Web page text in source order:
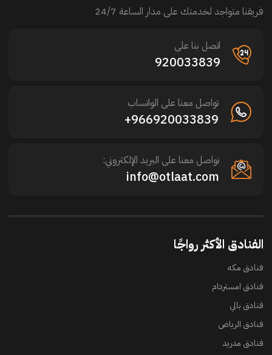
فريقنا متواجد لخدمتك على مدار الساعة 24/7
اتصل بنا على
920033839
تواصل معنا على الواتساب
966920033839+
تواصل معنا على البريد الإلكتروني:
info@otlaat.com
الفنادق الأكثر رواجًا
فنادق مكه
فنادق امستردام
فنادق بالي
فنادق الرياض
فنادق مدريد